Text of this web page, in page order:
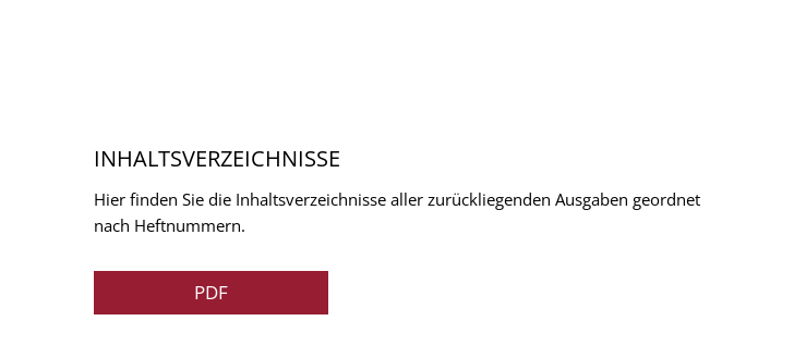
INHALTSVERZEICHNISSE
Hier finden Sie die Inhaltsverzeichnisse aller zurückliegenden Ausgaben geordnet
nach Heftnummern.
PDF